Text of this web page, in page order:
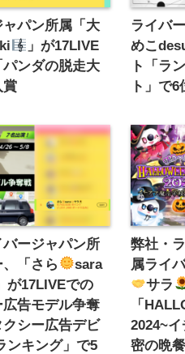
パン所属「大
」が17LIVE
ンダの脱走大
賞
ライバ
めこ
ト「ラ
ト」で
ージャパン所
「さら
sara
が17LIVEでの
広告モデル争奪
シー広告デビ
ンキング」で5
弊社・
属ライ
サラ
「
2024~
密の晩